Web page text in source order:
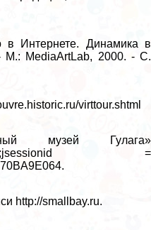
в Интернете. Динамика в
М.: MediaArtLab, 2000. - С.
virttour.shtml
музей Гулага»
start.do;jsessionid =
http://smallbay.ru.